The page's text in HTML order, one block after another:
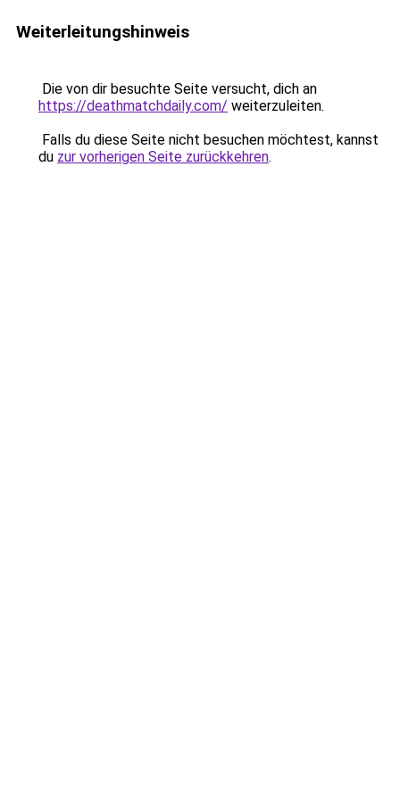
Weiterleitungshinweis
Die von dir besuchte Seite versucht, dich an
https://deathmatchdaily.com/ weiterzuleiten.
Falls du diese Seite nicht besuchen möchtest, kannst
du zur vorherigen Seite zurückkehren.